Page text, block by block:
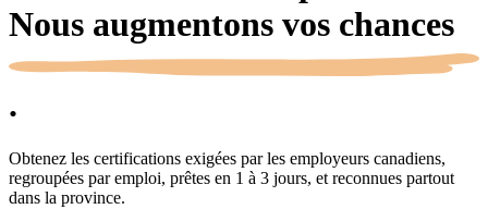
Nous augmentons vos chances
.
Obtenez les certifications exigées par les employeurs canadiens,
regroupées par emploi, prêtes en 1 à 3 jours, et reconnues partout
dans la province.